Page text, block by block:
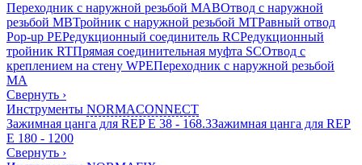
Переходник с наружной резьбой MABОтвод с наружной
резьбой MBТройник с наружной резьбой MTРавный отвод
Pop-up PEРедукционный соединитель RCРедукционный
тройник RTПрямая соединительная муфта SCОтвод с
креплением на стену WPEПереходник с наружной резьбой
MA
Свернуть ›
Инструменты NORMACONNECT
Зажимная цанга для REP E 38 - 168.3Зажимная цанга для REP
E 180 - 1200
Свернуть ›